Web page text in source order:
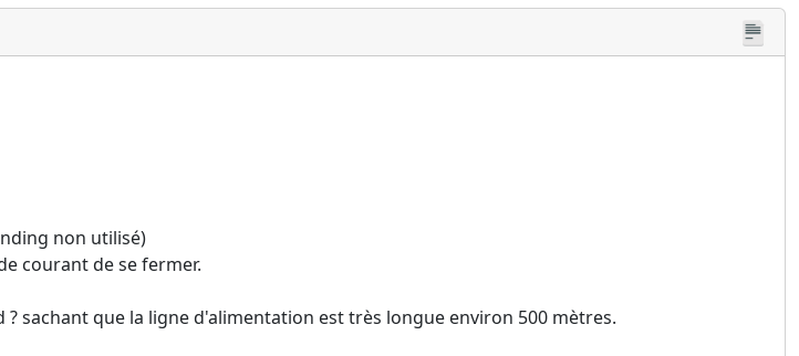
non utilisé)
courant de se fermer.
sachant que la ligne d'alimentation est très longue environ 500 mètres.